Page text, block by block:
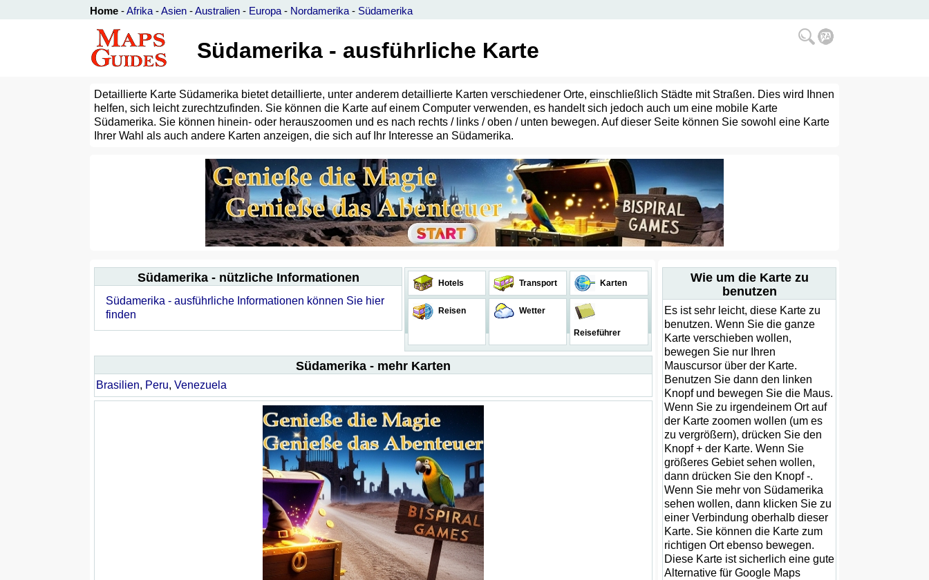
Home -Afrika -Asien -Australien - Europa - Nordamerika - Südamerika
Südamerika - ausführliche Karte
Detaillierte Karte Südamerika bietet detaillierte, unter anderem detaillierte Karten verschiedener Orte, einschließlich Städte mit Straßen. Dies wird Ihnen
helfen, sich leicht zurechtzufinden. Sie können die Karte auf einem Computer verwenden, es handelt sich jedoch auch um eine mobile Karte
Südamerika. Sie können hinein- oder herauszoomen und es nach rechts / links / oben / unten bewegen. Auf dieser Seite können Sie sowohl eine Karte
Ihrer Wahl als auch andere Karten anzeigen, die sich auf Ihr Interesse an Südamerika.
Südamerika - nützliche Informationen
Südamerika - ausführliche Informationen können Sie hier
finden
Hotels Transport Karten
Reisen Wetter
Reiseführer
Südamerika - mehr Karten
Brasilien, Peru, Venezuela
Wie um die Karte zu
benutzen
Es ist sehr leicht, diese Karte zu
benutzen. Wenn Sie die ganze
Karte verschieben wollen,
bewegen Sie nur Ihren
Mauscursor über der Karte.
Benutzen Sie dann den linken
Knopf und bewegen Sie die Maus.
Wenn Sie zu irgendeinem Ort auf
der Karte zoomen wollen (um es
zu vergrößern), drücken Sie den
Knopf + der Karte. Wenn Sie
größeres Gebiet sehen wollen,
dann drücken Sie den Knopf -.
Wenn Sie mehr von Südamerika
sehen wollen, dann klicken Sie zu
einer Verbindung oberhalb dieser
Karte. Sie können die Karte zum
richtigen Ort ebenso bewegen.
Diese Karte ist sicherlich eine gute
Alternative für Google Maps